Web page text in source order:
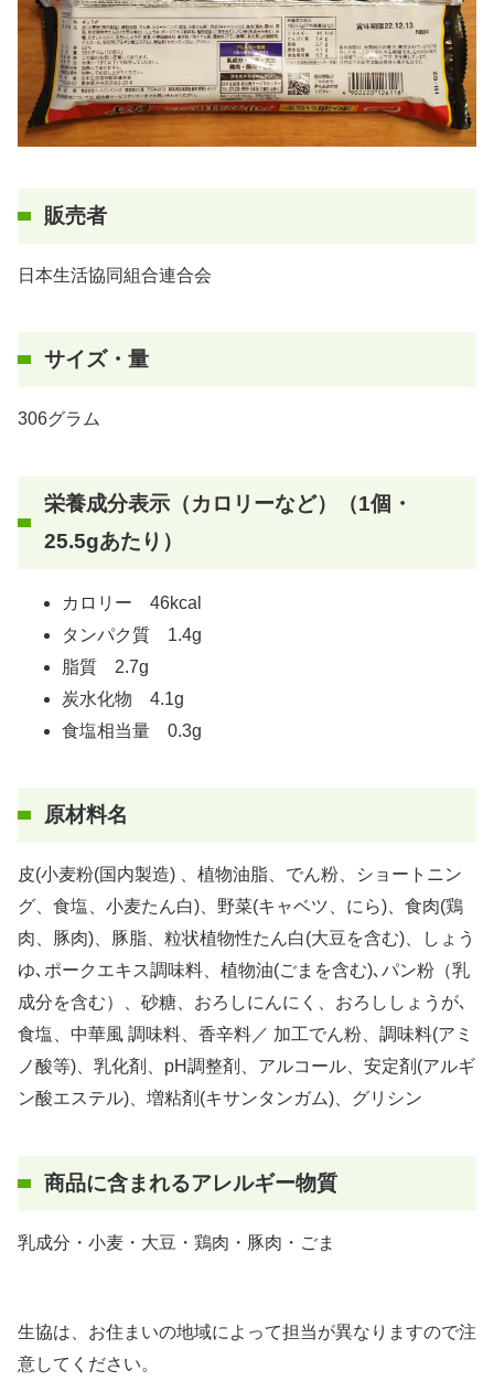
販売者
日本生活協同組合連合会
サイズ・量
306グラム
栄養成分表示（カロリーなど）（1個・
25.5gあたり）
カロリー 46kcal
タンパク質 1.4g
脂質 2.7g
炭水化物 4.1g
食塩相当量 0.3g
原材料名
皮(小麦粉(国内製造) 、植物油脂、でん粉、ショートニン
グ、食塩、小麦たん白)、野菜(キャベツ、にら)、食肉(鶏
肉、豚肉)、豚脂、粒状植物性たん白(大豆を含む)、しょう
ゆ､ポークエキス調味料、植物油(ごまを含む)､パン粉（乳
成分を含む）、砂糖、おろしにんにく、おろししょうが､
食塩、中華風 調味料、香辛料／ 加工でん粉、調味料(アミ
ノ酸等)、乳化剤、pH調整剤、アルコール、安定剤(アルギ
ン酸エステル)、増粘剤(キサンタンガム)、グリシン
商品に含まれるアレルギー物質
乳成分・小麦・大豆・鶏肉・豚肉・ごま
生協は、お住まいの地域によって担当が異なりますので注
意してください。